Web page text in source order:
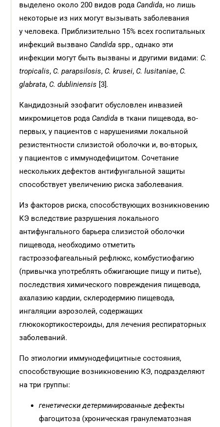
выделено около 200 видов рода Candidа, но лишь
некоторые из них могут вызывать заболевания
у человека. Приблизительно 15% всех госпитальных
инфекций вызвано Candida spp., однако эти
инфекции могут быть вызваны и другими видами: С.
tropicalis, С. parapsilosis, С. krusei, С. lusitaniae, C.
glabrata, C. dubliniensis [3].
Кандидозный эзофагит обусловлен инвазией
микромицетов рода Candida в ткани пищевода, во-
первых, у пациентов с нарушениями локальной
резистентности слизистой оболочки и, во-вторых,
у пациентов с иммунодефицитом. Сочетание
нескольких дефектов антифунгальной защиты
способствует увеличению риска заболевания.
Из факторов риска, способствующих возникновению
КЭ вследствие разрушения локального
антифунгального барьера слизистой оболочки
пищевода, необходимо отметить
гастроэзофагеальный рефлюкс, комбустиофагию
(привычка употреблять обжигающие пищу и питье),
последствия химического повреждения пищевода,
ахалазию кардии, склеродермию пищевода,
ингаляции аэрозолей, содержащих
глюкокортикостероиды, для лечения респираторных
заболеваний.
По этиологии иммунодефицитные состояния,
способствующие возникновению КЭ, подразделяют
на три группы:
генетически детерминированные дефекты
фагоцитоза (хроническая гранулематозная